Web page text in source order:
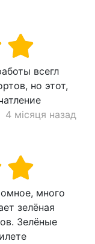
всегл
но этот,
4 місяця назад
много
зелёная
Зелёные